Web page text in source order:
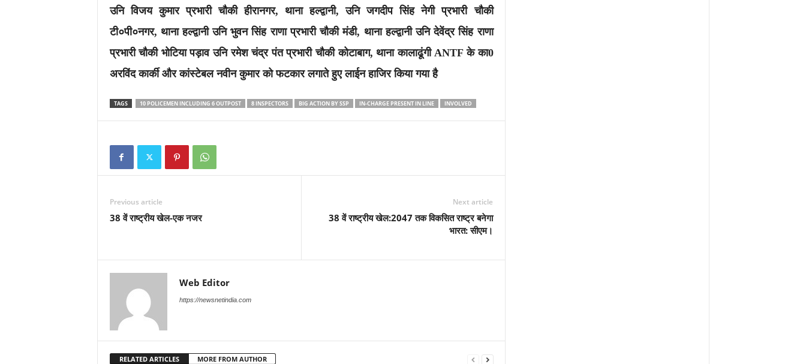
उनि विजय कुमार प्रभारी चौकी हीरानगर, थाना हल्द्वानी, उनि जगदीप सिंह नेगी प्रभारी चौकी
टी०पी०नगर, थाना हल्द्वानी उनि भुवन सिंह राणा प्रभारी चौकी मंडी, थाना हल्द्वानी उनि देवेंद्र सिंह राणा
प्रभारी चौकी भोटिया पड़ाव उनि रमेश चंद्र पंत प्रभारी चौकी कोटाबाग, थाना कालाढूंगी ANTF के का0
अरविंद कार्की और कांस्टेबल नवीन कुमार को फटकार लगाते हुए लाईन हाजिर किया गया है
TAGS 10 POLICEMEN INCLUDING 6 OUTPOST 8 INSPECTORS BIG ACTION BY SSP IN-CHARGE PRESENT IN LINE INVOLVED
Previous article
38 वें राष्ट्रीय खेल-एक नजर
Next article
38 वें राष्ट्रीय खेल:2047 तक विकसित राष्ट्र बनेगा
भारत: सीएम।
Web Editor
https://newsnetindia.com
RELATED ARTICLES MORE FROM AUTHOR